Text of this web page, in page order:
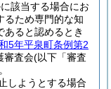
該当する場合にお
るため専門的な知
あると認めるとき
5年平泉町条例第2
審査会(以下「審査
しようとする場合